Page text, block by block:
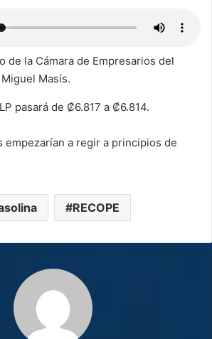
de la Cámara de Empresarios del
Masís.
pasará de ₡6.817 a ₡6.814.
empezarían a regir a principios de
RECOPE